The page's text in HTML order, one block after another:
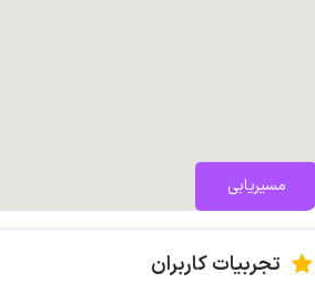
مسیریابی
تجربیات کاربران